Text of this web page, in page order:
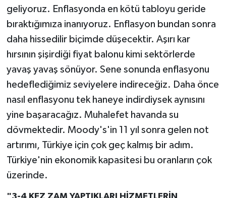
geliyoruz. Enflasyonda en kötü tabloyu geride
bıraktığımıza inanıyoruz. Enflasyon bundan sonra
daha hissedilir biçimde düşecektir. Aşırı kar
hırsının şişirdiği fiyat balonu kimi sektörlerde
yavaş yavaş sönüyor. Sene sonunda enflasyonu
hedeflediğimiz seviyelere indireceğiz. Daha önce
nasıl enflasyonu tek haneye indirdiysek aynısını
yine başaracağız. Muhalefet havanda su
dövmektedir. Moody's'in 11 yıl sonra gelen not
artırımı, Türkiye için çok geç kalmış bir adım.
Türkiye'nin ekonomik kapasitesi bu oranların çok
üzerinde.